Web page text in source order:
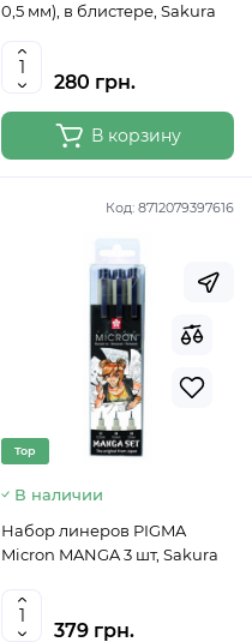
0,5 мм), в блистере, Sakura
280 грн.
В корзину
Код: 8712079397616
Top
В наличии
Набор линеров PIGMA
Micron MANGA 3 шт, Sakura
379 грн.